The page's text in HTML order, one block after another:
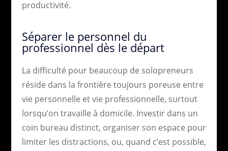
productivité.
Séparer le personnel du
professionnel dès le départ
La difficulté pour beaucoup de solopreneurs
réside dans la frontière toujours poreuse entre
vie personnelle et vie professionnelle, surtout
lorsqu’on travaille à domicile. Investir dans un
coin bureau distinct, organiser son espace pour
limiter les distractions, ou, quand c’est possible,